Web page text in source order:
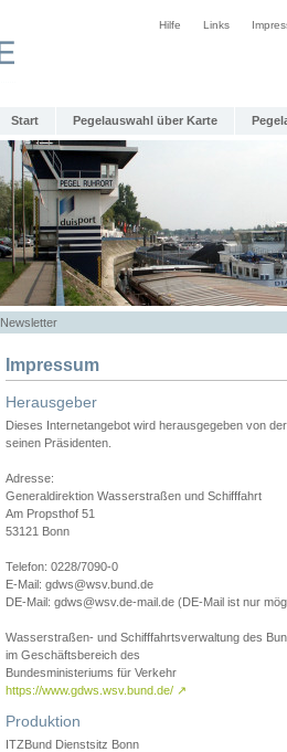
Hilfe Links
Start Pegelauswahl über Karte
Newsletter
Impressum
Herausgeber
Dieses Internetangebot wird herausgegeben von
seinen Präsidenten.
Adresse:
Generaldirektion Wasserstraßen und Schifffahrt
Am Propsthof 51
53121 Bonn
Telefon: 0228/7090-0
E-Mail: gdws@wsv.bund.de
DE-Mail: gdws@wsv.de-mail.de (DE-Mail ist nur
Wasserstraßen- und Schifffahrtsverwaltung des
im Geschäftsbereich des
Bundesministeriums für Verkehr
https://www.gdws.wsv.bund.de/ ↗
Produktion
ITZBund Dienstsitz Bonn